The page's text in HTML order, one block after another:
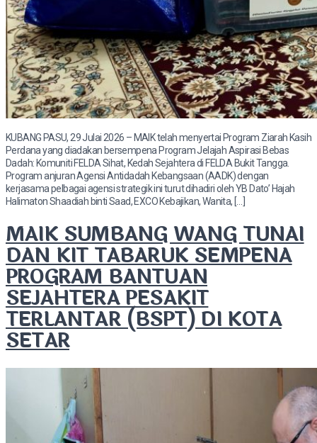
KUBANG PASU, 29 Julai 2026 – MAIK telah menyertai Program Ziarah Kasih
Perdana yang diadakan bersempena Program Jelajah Aspirasi Bebas
Dadah: Komuniti FELDA Sihat, Kedah Sejahtera di FELDA Bukit Tangga.
Program anjuran Agensi Antidadah Kebangsaan (AADK) dengan
kerjasama pelbagai agensi strategik ini turut dihadiri oleh YB Dato’ Hajah
Halimaton Shaadiah binti Saad, EXCO Kebajikan, Wanita, […]
MAIK SUMBANG WANG TUNAI
DAN KIT TABARUK SEMPENA
PROGRAM BANTUAN
SEJAHTERA PESAKIT
TERLANTAR (BSPT) DI KOTA
SETAR